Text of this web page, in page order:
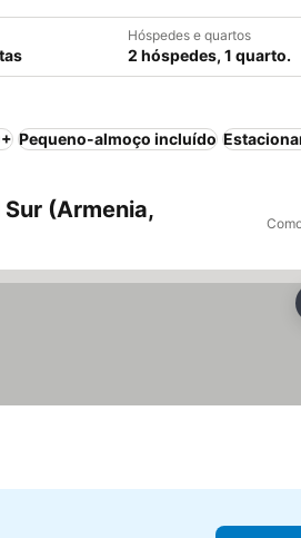
Hóspedes e quartos
2 hóspedes, 1 quarto.
Pequeno-almoço incluído
(Armenia,